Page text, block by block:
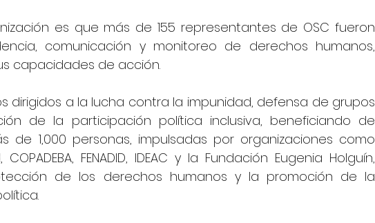
es que más de 155 representantes de OSC fueron
comunicación y monitoreo de derechos humanos,
capacidades de acción.
dirigidos a la lucha contra la impunidad, defensa de grupos
de la participación política inclusiva, beneficiando de
de 1,000 personas, impulsadas por organizaciones como
FENADID, IDEAC y la Fundación Eugenia Holguín,
de los derechos humanos y la promoción de la